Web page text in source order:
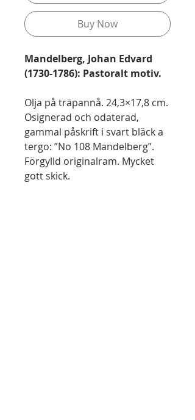
Buy Now
Mandelberg, Johan Edvard
(1730-1786): Pastoralt motiv.
Olja på träpannå. 24,3×17,8 cm.
Osignerad och odaterad,
gammal påskrift i svart bläck a
tergo: ”No 108 Mandelberg”.
Förgylld originalram. Mycket
gott skick.